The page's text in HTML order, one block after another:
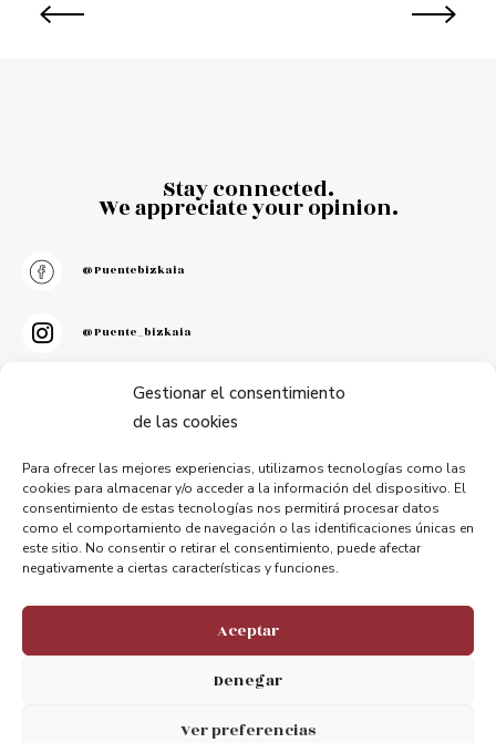
Gestionar el consentimiento
de las cookies
Para ofrecer las mejores experiencias, utilizamos tecnologías como las
cookies para almacenar y/o acceder a la información del dispositivo. El
consentimiento de estas tecnologías nos permitirá procesar datos
como el comportamiento de navegación o las identificaciones únicas en
este sitio. No consentir o retirar el consentimiento, puede afectar
negativamente a ciertas características y funciones.
Aceptar
Denegar
Ver preferencias
Stay connected.
We appreciate your opinion.
@puentebizkaia
@puente_bizkaia
@PuenteBizkaia
Subscribe to our newsletter.
Acepto el Aviso legal de la web